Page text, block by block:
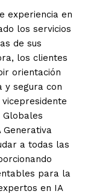
experiencia en
los servicios
de sus
los clientes
orientación
y segura con
Globales
Generativa
a todas las
para la
en IA